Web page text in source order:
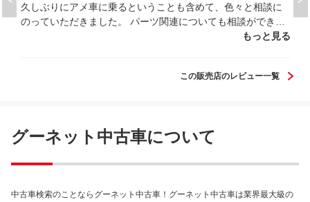
久しぶりにアメ車に乗るということも含めて、色々と相談に
のっていただきました。 パーツ関連についても相談ができる
ということなので、今後の維持のことも安心できたことなど
ました。 今回はこちらの希望もあって早めの納車をしていた
もっと見る
この販売店のレビュー一覧
グーネット中古車について
中古車検索のことならグーネット中古車！グーネット中古車は業界最大級の